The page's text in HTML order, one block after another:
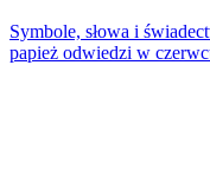
Symbole, słowa i
papież odwiedzi w